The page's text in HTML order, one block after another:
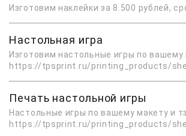
Изготовим наклейки за 8.500 рублей,
Настольная игра
Изготовим настольные игры по вашему
https://tpsprint.ru/printing_products/
Печать настольной игры
Настольные игры по вашему макету и тз.
https://tpsprint.ru/printing_products/